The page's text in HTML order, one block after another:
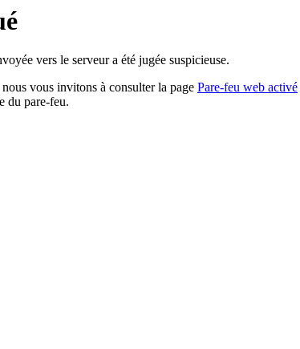
vers le serveur a été jugée suspicieuse.
vous invitons à consulter la page Pare-feu web activé
du pare-feu.